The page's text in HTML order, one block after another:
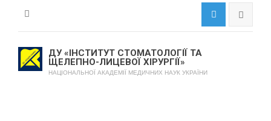
ДУ «ІНСТИТУТ СТОМАТОЛОГІЇ ТА
ЩЕЛЕПНО-ЛИЦЕВОЇ ХІРУРГІЇ»
НАЦІОНАЛЬНОЇ АКАДЕМІЇ МЕДИЧНИХ НАУК УКРАЇНИ